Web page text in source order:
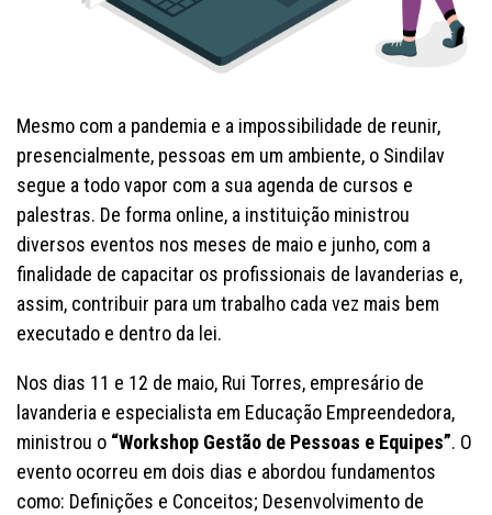
Mesmo com a pandemia e a impossibilidade de reunir,
presencialmente, pessoas em um ambiente, o Sindilav
segue a todo vapor com a sua agenda de cursos e
palestras. De forma online, a instituição ministrou
diversos eventos nos meses de maio e junho, com a
finalidade de capacitar os profissionais de lavanderias e,
assim, contribuir para um trabalho cada vez mais bem
executado e dentro da lei.
Nos dias 11 e 12 de maio, Rui Torres, empresário de
lavanderia e especialista em Educação Empreendedora,
ministrou o “Workshop Gestão de Pessoas e Equipes”. O
evento ocorreu em dois dias e abordou fundamentos
como: Definições e Conceitos; Desenvolvimento de